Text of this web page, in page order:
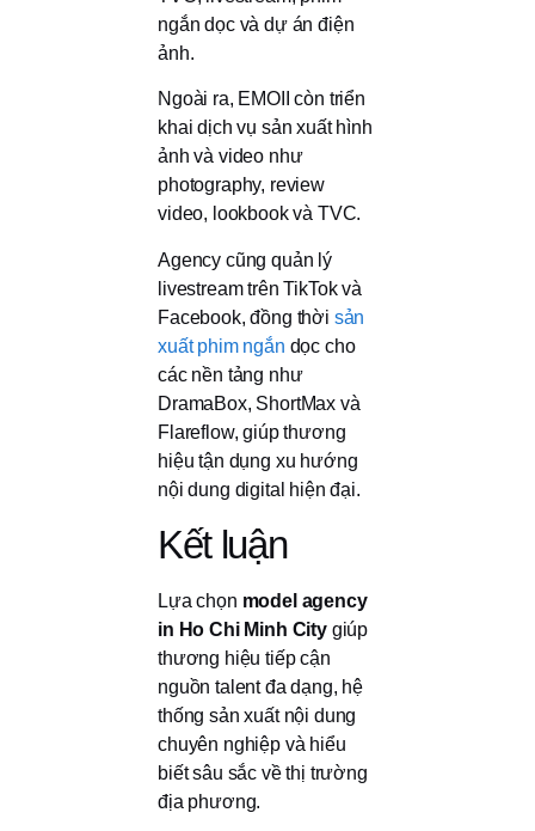
ngắn dọc và dự án điện
ảnh.
Ngoài ra, EMOII còn triển
khai dịch vụ sản xuất hình
ảnh và video như
photography, review
video, lookbook và TVC.
Agency cũng quản lý
livestream trên TikTok và
Facebook, đồng thời sản
xuất phim ngắn dọc cho
các nền tảng như
DramaBox, ShortMax và
Flareflow, giúp thương
hiệu tận dụng xu hướng
nội dung digital hiện đại.
Kết luận
Lựa chọn model agency
in Ho Chi Minh Citygiúp
thương hiệu tiếp cận
nguồn talent đa dạng, hệ
thống sản xuất nội dung
chuyên nghiệp và hiểu
biết sâu sắc về thị trường
địa phương.